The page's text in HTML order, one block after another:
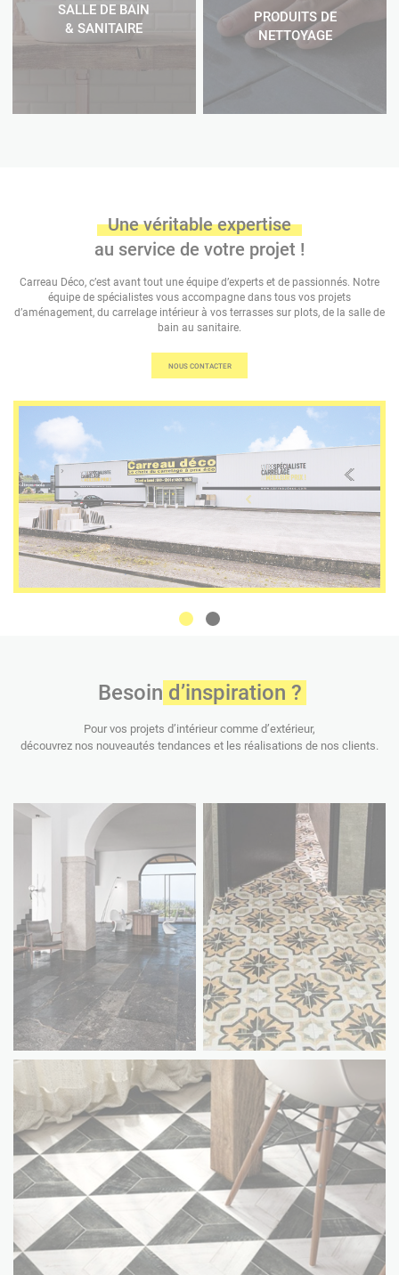
SALLE DE BAIN
& SANITAIRE
PRODUITS DE
NETTOYAGE
Une véritable expertise
au service de votre projet !
Carreau Déco, c’est avant tout une équipe d’experts et de passionnés. Notre
équipe de spécialistes vous accompagne dans tous vos projets
d’aménagement, du carrelage intérieur à vos terrasses sur plots, de la salle de
bain au sanitaire.
NOUS CONTACTER
Besoin d’inspiration ?
Pour vos projets d’intérieur comme d’extérieur,
découvrez nos nouveautés tendances et les réalisations de nos clients.